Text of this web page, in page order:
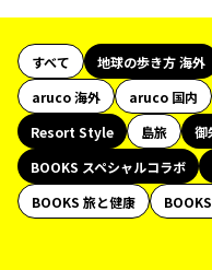
すべて 地球の歩き方 海外
aruco 海外
aruco 国内
Resort Style
島旅 御
BOOKS スペシャルコラボ
BOOKS 旅と健康